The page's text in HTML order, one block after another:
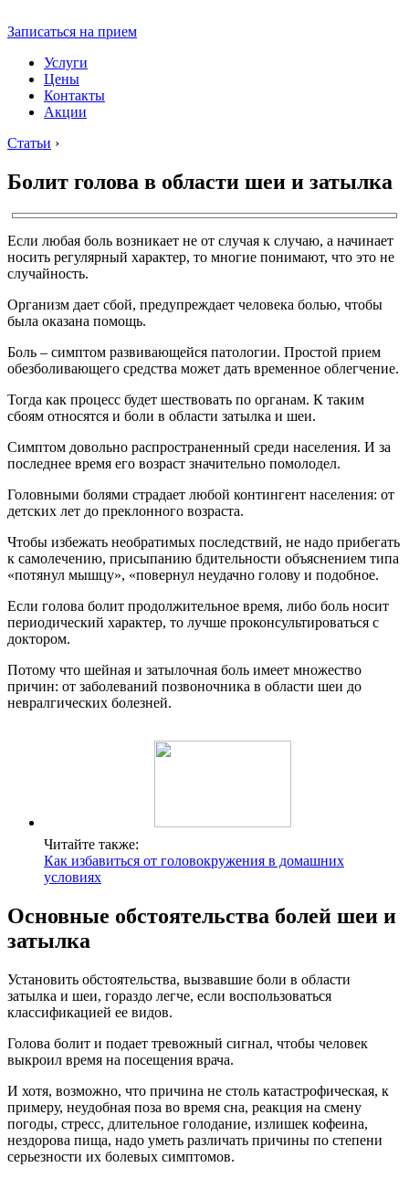
Записаться на прием
Услуги
Цены
Контакты
Акции
Статьи ›
Болит голова в области шеи и затылка
Если любая боль возникает не от случая к случаю, а начинает
носить регулярный характер, то многие понимают, что это не
случайность.
Организм дает сбой, предупреждает человека болью, чтобы
была оказана помощь.
Боль – симптом развивающейся патологии. Простой прием
обезболивающего средства может дать временное облегчение.
Тогда как процесс будет шествовать по органам. К таким
сбоям относятся и боли в области затылка и шеи.
Симптом довольно распространенный среди населения. И за
последнее время его возраст значительно помолодел.
Головными болями страдает любой контингент населения: от
детских лет до преклонного возраста.
Чтобы избежать необратимых последствий, не надо прибегать
к самолечению, присыпанию бдительности объяснением типа
«потянул мышцу», «повернул неудачно голову и подобное.
Если голова болит продолжительное время, либо боль носит
периодический характер, то лучше проконсультироваться с
доктором.
Потому что шейная и затылочная боль имеет множество
причин: от заболеваний позвоночника в области шеи до
невралгических болезней.
Читайте также:
Как избавиться от головокружения в домашних
условиях
Основные обстоятельства болей шеи и
затылка
Установить обстоятельства, вызвавшие боли в области
затылка и шеи, гораздо легче, если воспользоваться
классификацией ее видов.
Голова болит и подает тревожный сигнал, чтобы человек
выкроил время на посещения врача.
И хотя, возможно, что причина не столь катастрофическая, к
примеру, неудобная поза во время сна, реакция на смену
погоды, стресс, длительное голодание, излишек кофеина,
нездорова пища, надо уметь различать причины по степени
серьезности их болевых симптомов.